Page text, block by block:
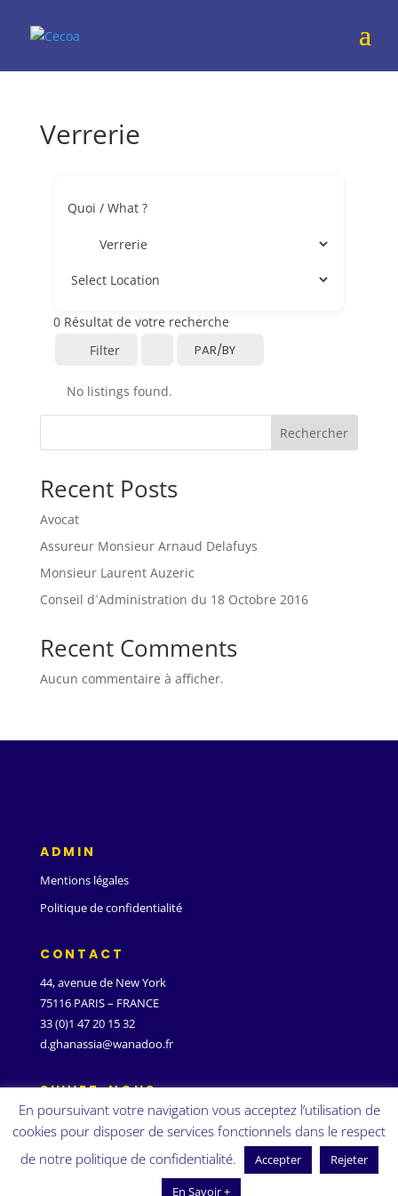
Verrerie
Quoi / What ?
0Résultat de votre recherche
Filter
PAR/BY
No listings found.
Rechercher
Recent Posts
Avocat
Assureur Monsieur Arnaud Delafuys
Monsieur Laurent Auzeric
Conseil d´Administration du 18 Octobre 2016
Recent Comments
Aucun commentaire à afficher.
ADMIN
Mentions légales
Politique de confidentialité
CONTACT
44, avenue de New York
75116 PARIS – FRANCE
33 (0)1 47 20 15 32
d.ghanassia@wanadoo.fr
SUIVEZ-NOUS
En poursuivant votre navigation vous acceptez l’utilisation de
cookies pour disposer de services fonctionnels dans le respect
de notre politique de confidentialité.
Accepter
Rejeter
En Savoir +